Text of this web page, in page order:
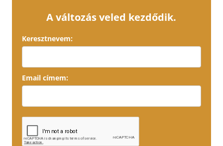
A változás veled kezdődik.
Keresztnevem:
Email címem: